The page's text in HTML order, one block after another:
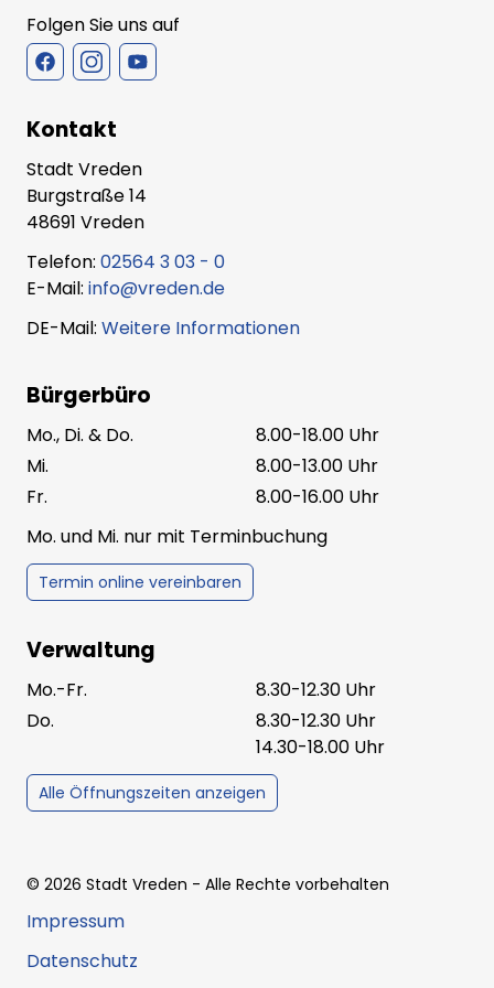
Folgen Sie uns auf
Kontakt
Stadt Vreden
Burgstraße 14
48691 Vreden
Telefon: 02564 3 03 - 0
E-Mail: info@vreden.de
DE-Mail: Weitere Informationen
Bürgerbüro
Mo., Di. & Do.
8.00-18.00 Uhr
Mi.
8.00-13.00 Uhr
Fr.
8.00-16.00 Uhr
Mo. und Mi. nur mit Terminbuchung
Termin online vereinbaren
Verwaltung
Mo.-Fr.
8.30-12.30 Uhr
Do.
8.30-12.30 Uhr
14.30-18.00 Uhr
Alle Öffnungszeiten anzeigen
© 2026 Stadt Vreden - Alle Rechte vorbehalten
Impressum
Datenschutz